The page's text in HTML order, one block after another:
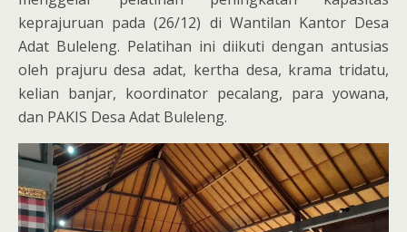
keprajuruan pada (26/12) di Wantilan Kantor Desa
Adat Buleleng. Pelatihan ini diikuti dengan antusias
oleh prajuru desa adat, kertha desa, krama tridatu,
kelian banjar, koordinator pecalang, para yowana,
dan PAKIS Desa Adat Buleleng.